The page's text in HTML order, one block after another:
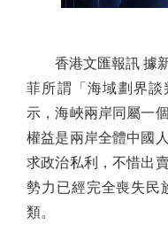
香港文匯報訊 據新
菲所謂「海域劃界
示，海峽兩岸同屬一
權益是兩岸全體中國
求政治私利，不惜出
勢力已經完全喪失民
類。